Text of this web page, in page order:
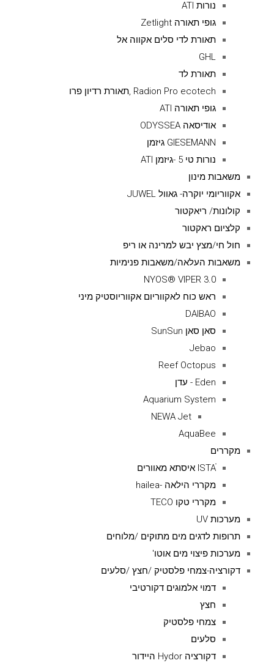
נורות ATI
גופי תאורה Zetlight
תאורת לדי סלים אקווה אל
GHL
תאורת לד
Radion Pro ecotech ,תאורת רדיון פרו
גופי תאורה ATI
אודיסאה ODYSSEA
GIESEMANN גיזמן
נורות טי 5 -גיזמן ATI
משאבות מינון
אקווריומי יוקרה- גאוול JUWEL
קולונות/ ריאקטור
קלציום ראקטור
חול חי/מצץ יבש למרינה או ריפ
משאבות העלאה/משאבות פנימיות
NYOS® VIPER 3.0
ראש כוח לאקווריום אקווריוסטיק מיני
DAIBAO
סאן סאן SunSun
Jebao
Reef Octopus
Eden - עדן
Aquarium System
NEWA Jet
AquaBee
מקררים
ISTAׁׂ איסתא מאוורים
מקררי הילאה -hailea
מקררי טקו TECO
מערכות UV
תרופות לדגים מים מתוקים /מלוחים
מערכות פיצוי מים אוטו'
דקורציה-צמחי פלסטיק /חצץ /סלעים
דמוי אלמוגים דקורטיבי
חצץ
צמחי פלסטיק
סלעים
דקורציה Hydor היידור